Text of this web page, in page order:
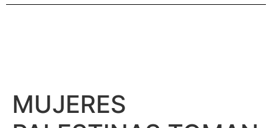
MUJERES